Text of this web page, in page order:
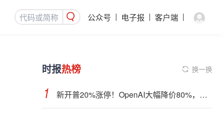
公众号 电子报 客户端
时报热榜 换一换
新开普20%涨停！OpenAI大幅降价80%，四大利好齐聚：AI应用集体爆发